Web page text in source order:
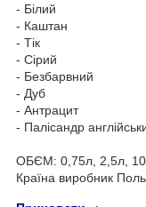
- Білий
- Каштан
- Тік
- Сірий
- Безбарвний
- Дуб
- Антрацит
- Палісандр
ОБЄМ: 0,75л, 2,5л,
Країна виробник